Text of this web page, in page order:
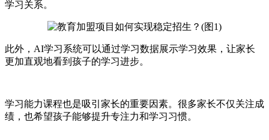
学习关系。
此外，AI学习系统可以通过学习数据展示学习效果，让家长
更加直观地看到孩子的学习进步。
学习能力课程也是吸引家长的重要因素。很多家长不仅关注成
绩，也希望孩子能够提升专注力和学习习惯。